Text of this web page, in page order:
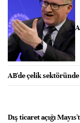
AB'de çelik
Dış ticaret açığı